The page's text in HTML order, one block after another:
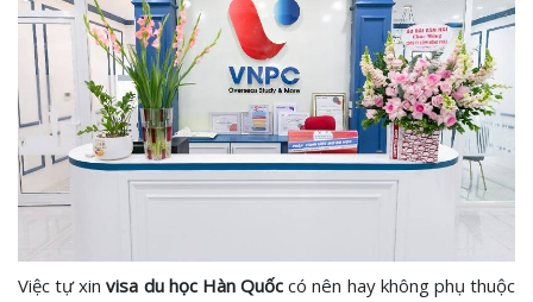
Việc tự xinvisa du học Hàn Quốc có nên hay không phụ thuộc